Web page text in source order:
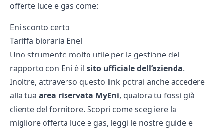
offerte luce e gas come:
Eni sconto certo
Tariffa bioraria Enel
Uno strumento molto utile per la gestione del
rapporto con Eni è il sito ufficiale dell’azienda.
Inoltre, attraverso questo link potrai anche accedere
alla tua area riservata MyEni, qualora tu fossi già
cliente del fornitore. Scopri come scegliere la
migliore offerta luce e gas, leggi le nostre guide e